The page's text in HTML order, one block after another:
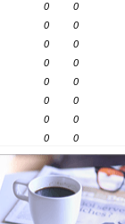
0
0
0
0
0
0
0
0
0
0
0
0
0
0
0 0